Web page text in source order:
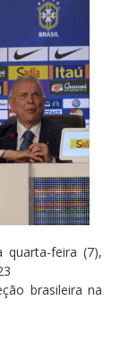
quarta-feira (7),
brasileira na